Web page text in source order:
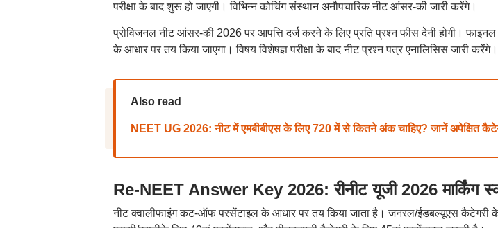
परीक्षा के बाद शुरू हो जाएगी। विभिन्न कोचिंग संस्थान अनौपचारिक नीट आंसर-की जारी करेंगे।
प्रोविजनल नीट आंसर-की 2026 पर आपत्ति दर्ज करने के लिए प्रति प्रश्न फीस देनी होगी।
के आधार पर तय किया जाएगा। विषय विशेषज्ञ परीक्षा के बाद नीट प्रश्न पत्र एनालिसिस जारी करेंगे।
Also read
NEET UG 2026: नीट में एमबीबीएस के लिए 720 में से कितने अंक चाहिए? जानें अपेक्षित
Re-NEET Answer Key 2026: रीनीट यूजी 2026 मार्किंग
नीट क्वालीफाइंग कट-ऑफ परसेंटाइल के आधार पर तय किया जाता है। जनरल/ईडबल्यूएस कैटेगरी